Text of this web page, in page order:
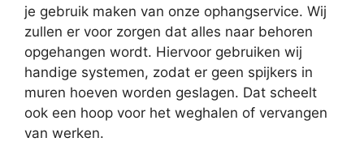
je gebruik maken van onze ophangservice. Wij
zullen er voor zorgen dat alles naar behoren
opgehangen wordt. Hiervoor gebruiken wij
handige systemen, zodat er geen spijkers in
muren hoeven worden geslagen. Dat scheelt
ook een hoop voor het weghalen of vervangen
van werken.